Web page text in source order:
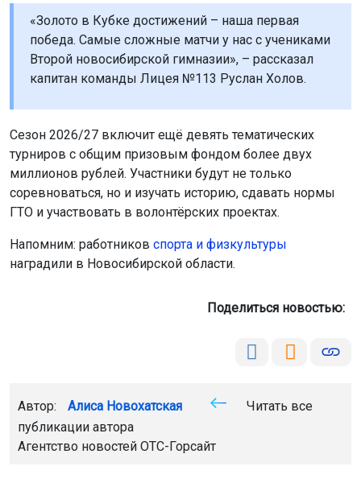
Автор: Алиса Новохатская
Читать все
публикации автора
Агентство новостей ОТС-Горсайт
общество здоровье туберкулёз
закон
Купинский район
Происшествия 6 августа 2026 - 21:34
Вооружённый новосибирец
избивал жену на глазах у детей
За сутки 5 августа сотрудники агентства безопасности